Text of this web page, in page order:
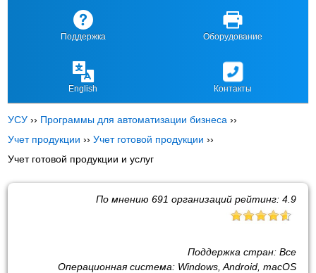
Поддержка Оборудование
English Контакты
УСУ ›› Программы для автоматизации бизнеса ››
Учет продукции ››Учет готовой продукции ››
Учет готовой продукции и услуг
По мнению 691 организаций рейтинг: 4.9
Поддержка стран: Все
Операционная система: Windows, Android, macOS